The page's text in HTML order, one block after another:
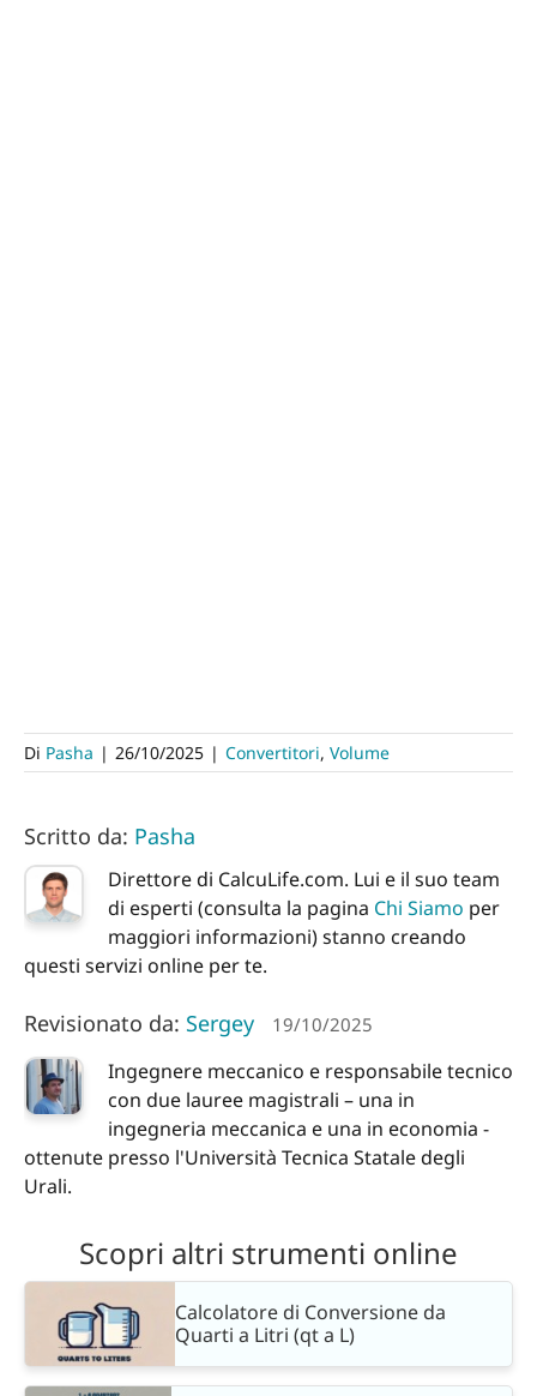
Di Pasha | 26/10/2025 | Convertitori, Volume
Scritto da: Pasha
Direttore di CalcuLife.com. Lui e il suo team
di esperti (consulta la pagina Chi Siamo per
maggiori informazioni) stanno creando
questi servizi online per te.
Revisionato da: Sergey 19/10/2025
Ingegnere meccanico e responsabile tecnico
con due lauree magistrali – una in
ingegneria meccanica e una in economia -
ottenute presso l'Università Tecnica Statale degli
Urali.
Scopri altri strumenti online
Calcolatore di Conversione da
Quarti a Litri (qt a L)